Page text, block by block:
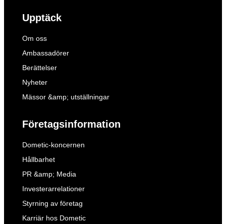
Upptäck
Om oss
Ambassadörer
Berättelser
Nyheter
Mässor &amp; utställningar
Företagsinformation
Dometic-koncernen
Hållbarhet
PR &amp; Media
Investerarrelationer
Styrning av företag
Karriär hos Dometic